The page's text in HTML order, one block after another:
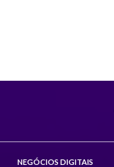
NEGÓCIOS DIGITAIS